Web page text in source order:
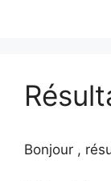
Bonjour ,